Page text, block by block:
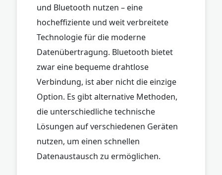
und Bluetooth nutzen – eine
hocheffiziente und weit verbreitete
Technologie für die moderne
Datenübertragung. Bluetooth bietet
zwar eine bequeme drahtlose
Verbindung, ist aber nicht die einzige
Option. Es gibt alternative Methoden,
die unterschiedliche technische
Lösungen auf verschiedenen Geräten
nutzen, um einen schnellen
Datenaustausch zu ermöglichen.